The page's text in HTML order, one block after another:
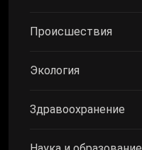
Происшествия
Экология
Здравоохранение